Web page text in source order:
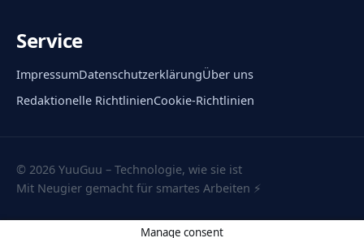
Service
ImpressumDatenschutzerklärungÜber uns
Redaktionelle RichtlinienCookie-Richtlinien
© 2026 YuuGuu – Technologie, wie sie ist
Mit Neugier gemacht für smartes Arbeiten ⚡
Manage consent